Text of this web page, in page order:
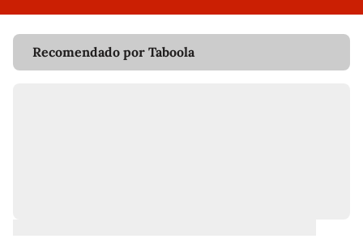
Recomendado por Taboola